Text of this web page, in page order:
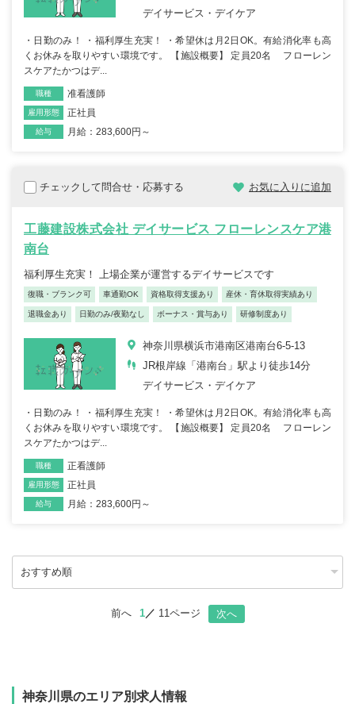
デイサービス・デイケア
・日勤のみ！ ・福利厚生充実！ ・希望休は月2日OK。有給消化率も高
くお休みを取りやすい環境です。 【施設概要】 定員20名 フローレン
スケアたかつはデ...
職種 准看護師
雇用形態 正社員
給与 月給：283,600円～
チェックして問合せ・応募する お気に入りに追加
工藤建設株式会社 デイサービス フローレンスケア港
南台
福利厚生充実！ 上場企業が運営するデイサービスです
復職・ブランク可 車通勤OK 資格取得支援あり 産休・育休取得実績あり
退職金あり 日勤のみ/夜勤なし ボーナス・賞与あり 研修制度あり
神奈川県横浜市港南区港南台6‐5‐13
JR根岸線「港南台」駅より徒歩14分
デイサービス・デイケア
・日勤のみ！ ・福利厚生充実！ ・希望休は月2日OK。有給消化率も高
くお休みを取りやすい環境です。 【施設概要】 定員20名 フローレン
スケアたかつはデ...
職種 正看護師
雇用形態 正社員
給与 月給：283,600円～
前へ 1 11ページ 次へ
神奈川県のエリア別求人情報